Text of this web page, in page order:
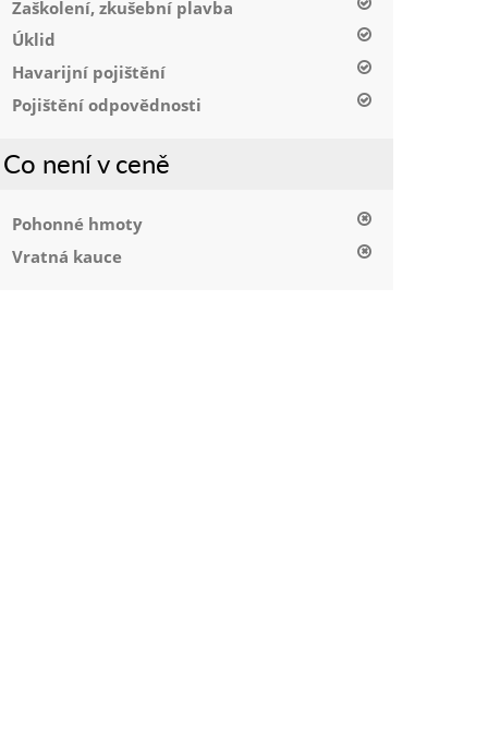
Zaškolení, zkušební plavba
Úklid
Havarijní pojištění
Pojištění odpovědnosti
Co není v ceně
Pohonné hmoty
Vratná kauce